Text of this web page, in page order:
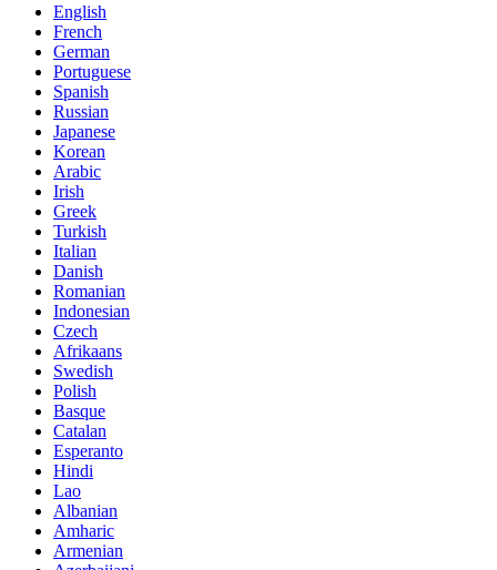
English
French
German
Portuguese
Spanish
Russian
Japanese
Korean
Arabic
Irish
Greek
Turkish
Italian
Danish
Romanian
Indonesian
Czech
Afrikaans
Swedish
Polish
Basque
Catalan
Esperanto
Hindi
Lao
Albanian
Amharic
Armenian